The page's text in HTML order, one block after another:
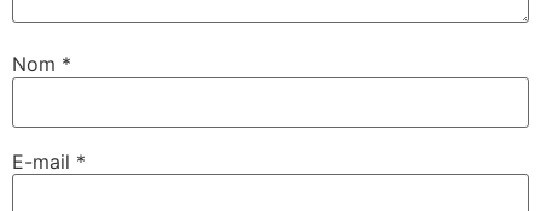
Nom *
E-mail *